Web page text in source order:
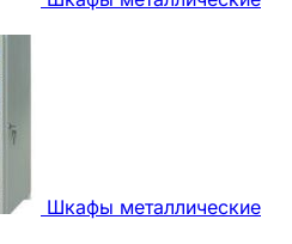
Шкафы металлические